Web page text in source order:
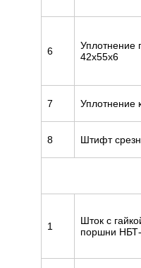
6
Уплотнение
42х55х6
7 Уплотнение
8 Штифт
1
Шток с
поршни